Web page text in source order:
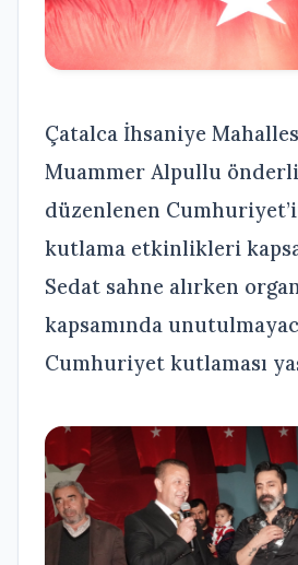
Çatalca İhsaniye
Muammer Alpullu
düzenlenen
kutlama etkinlikleri
Sedat sahne alırken
kapsamında
Cumhuriyet kutlaması